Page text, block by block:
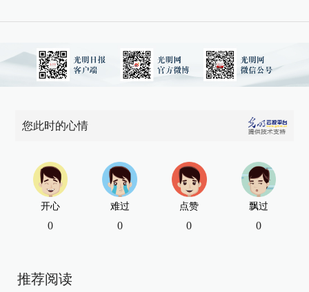
您此时的心情
开心
0
难过
0
点赞
0
飘过
0
推荐阅读